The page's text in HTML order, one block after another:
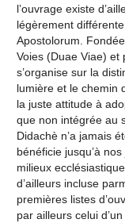
l’ouvrage existe
légèrement
Apostolorum.
Voies (Duae Viae) et
s’organise sur la
lumière et le chemin
la juste attitude à
que non intégrée au
Didachè n’a jamais
bénéficie jusqu’à
milieux
d’ailleurs incluse
premières listes
par ailleurs celui